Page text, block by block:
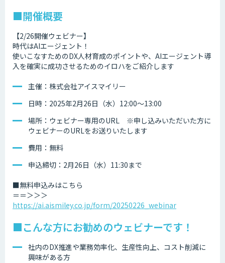
■開催概要
【2/26開催ウェビナー】
時代はAIエージェント！
使いこなすためのDX人材育成のポイントや、AIエージェント導
入を確実に成功させるためのイロハをご紹介します
主催：株式会社アイスマイリー
日時：2025年2月26日（水）12:00～13:00
場所：ウェビナー専用のURL ※申し込みいただいた方に
ウェビナーのURLをお送りいたします
費用：無料
申込締切：2月26日（水）11:30まで
■無料申込みはこちら
＝＝＞＞＞
https://ai.aismiley.co.jp/form/20250226_webinar
■こんな方にお勧めのウェビナーです！
社内のDX推進や業務効率化、生産性向上、コスト削減に
興味がある方